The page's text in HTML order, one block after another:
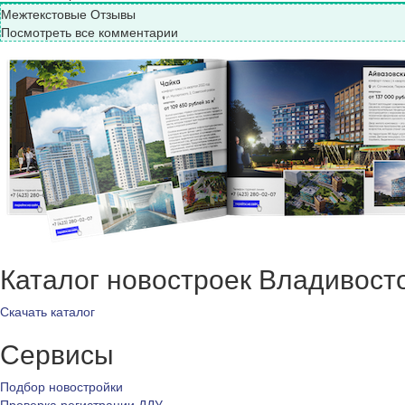
Межтекстовые Отзывы
Посмотреть все комментарии
Каталог новостроек
Скачать каталог
Сервисы
Подбор новостройки